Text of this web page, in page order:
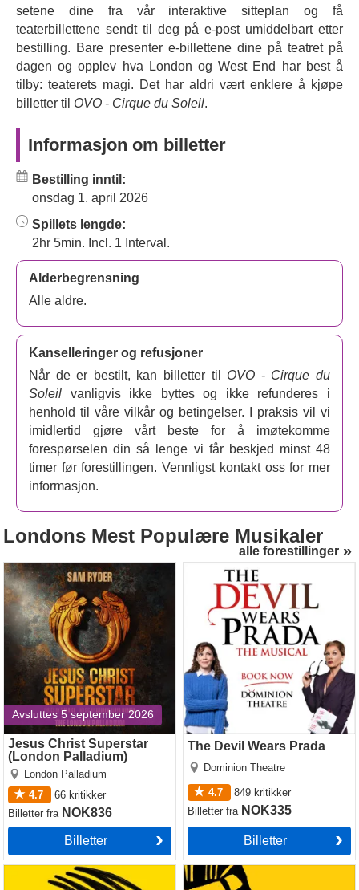
Så vær klar og forbered deg på å bli blendet – sirkuset er
tilbake i byen, med en unik, fargerik historie fortalt
gjennom fantastiske stunt, en perfekt opplevelse for hele
familien.
setene dine fra vår interaktive sitteplan og få
teaterbillettene sendt til deg på e-post umiddelbart etter
bestilling. Bare presenter e-billettene dine på teatret på
dagen og opplev hva London og West End har best å
tilby: teaterets magi. Det har aldri vært enklere å kjøpe
billetter til OVO - Cirque du Soleil.
Informasjon om billetter
Bestilling inntil:
onsdag 1. april 2026
Spillets lengde:
2hr 5min. Incl. 1 Interval.
Alderbegrensning
Alle aldre.
Kanselleringer og refusjoner
Når de er bestilt, kan billetter til OVO - Cirque du
Soleil vanligvis ikke byttes og ikke refunderes i
henhold til våre vilkår og betingelser. I praksis vil vi
imidlertid gjøre vårt beste for å imøtekomme
forespørselen din så lenge vi får beskjed minst 48
timer før forestillingen. Vennligst kontakt oss for mer
informasjon.
alle forestillinger
Londons Mest Populære Musikaler
Avsluttes 5 september 2026
Jesus Christ Superstar
(London Palladium)
London Palladium
4.7
66 kritikker
Billetterfra NOK836
Billetter
Jesus Christ Superstar
(London Palladium)
The Devil Wears Prada
Dominion Theatre
4.7 849 kritikker
Billetterfra NOK335
Billetter
The Devil Wears Prada
Operation Mincemeat The Lion King